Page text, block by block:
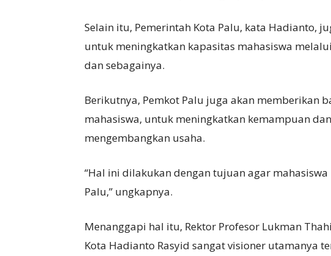
Selain itu, Pemerintah Kota Palu, kata Hadianto,
untuk meningkatkan kapasitas mahasiswa
dan sebagainya.
Berikutnya, Pemkot Palu juga akan memberikan
mahasiswa, untuk meningkatkan kemampuan
mengembangkan usaha.
“Hal ini dilakukan dengan tujuan agar
Palu,” ungkapnya.
Menanggapi hal itu, Rektor Profesor Lukman
Kota Hadianto Rasyid sangat visioner utamanya